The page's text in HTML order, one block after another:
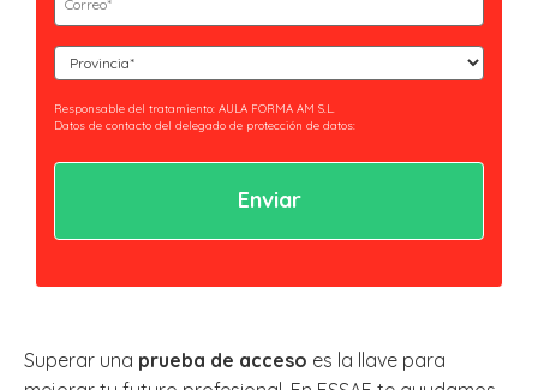
(Obligatorio)
Curso
Responsable del tratamiento: AULA FORMA AM S.L.
Datos de contacto del delegado de protección de datos:
Legitimación: Tratamientos sometidos al cumplimiento de obligación legal
los derechos reconocidos por la normativa aplicable en la política de
Superar una prueba de acceso es la llave para